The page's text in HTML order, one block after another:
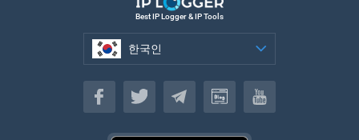
Best IP Logger & IP Tools
한국인
한국인